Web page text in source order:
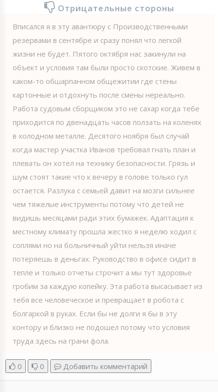
Отрицательные стороны
Вписался я в эту авантюру с Производственными
резервами в сентябре и сразу понял что легкой
жизни не будет. Пятого октября нас закинули на
объект и условия там были просто скотские. Живем в
каком-то обшарпанном общежитии где стены
картонные и отдохнуть после смены нереально.
Работа судовым сборщиком это не сахар когда тебе
приходится по двенадцать часов ползать на коленях
в холодном металле. Десятого ноября был случай
когда мастер участка Иванов требовал гнать план и
плевать он хотел на технику безопасности. Грязь и
шум стоят такие что к вечеру в голове только гул
остается. Разлука с семьей давит на мозги сильнее
чем тяжелые инструменты потому что детей не
видишь месяцами ради этих бумажек. Адаптация к
местному климату прошла жестко я неделю ходил с
соплями но на больничный уйти нельзя иначе
потеряешь в деньгах. Руководство в офисе сидит в
тепле и только отчеты строчит а мы тут здоровье
гробим за каждую копейку. Эта работа высасывает из
тебя все человеческое и превращает в робота с
болгаркой в руках. Если бы не долги я бы в эту
контору и близко не подошел потому что условия
труда здесь на грани фола.
0 0 Добавить комментарий